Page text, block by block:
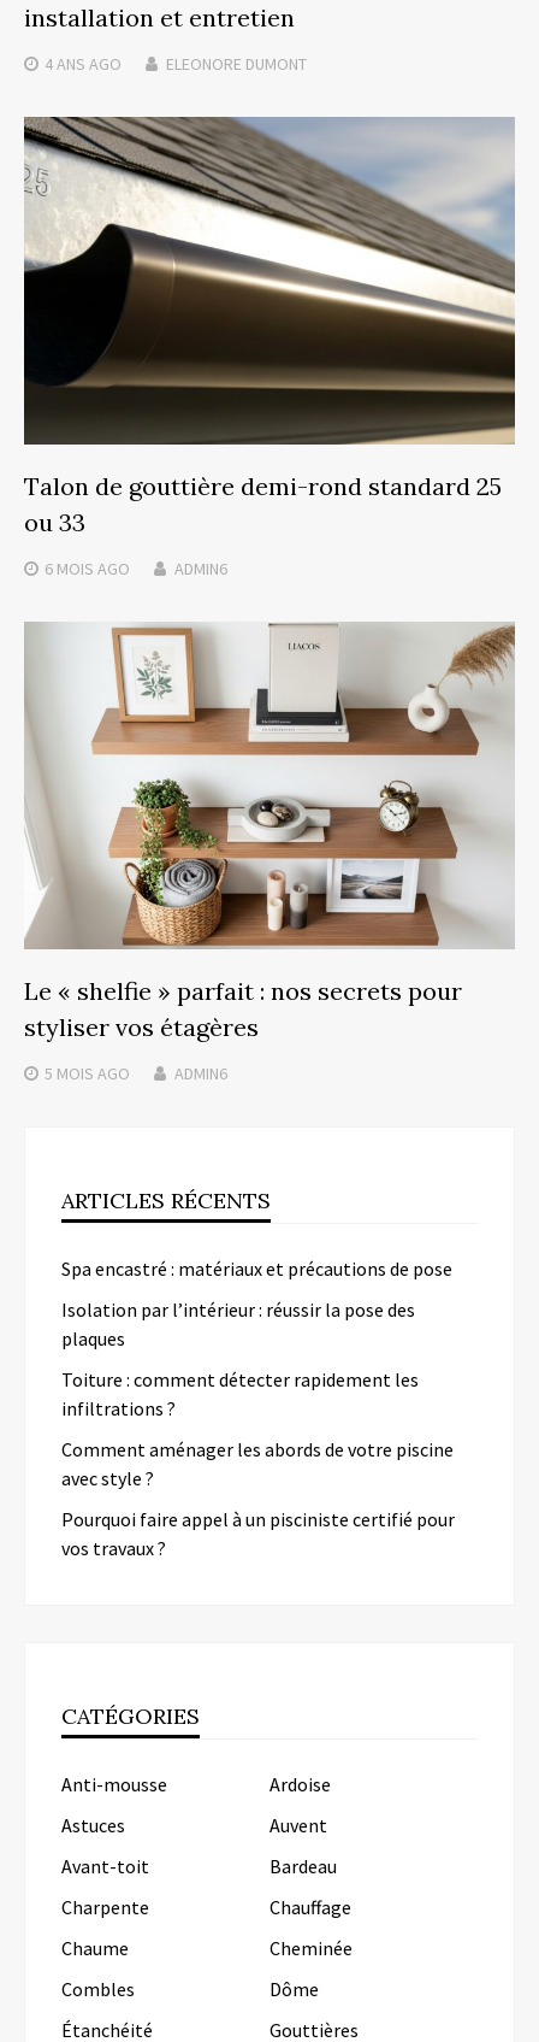
installation et entretien
4 ANS AGO ELEONORE DUMONT
Talon de gouttière demi-rond standard 25
ou 33
6 MOIS AGO ADMIN6
Le « shelfie » parfait : nos secrets pour
styliser vos étagères
5 MOIS AGO ADMIN6
ARTICLES RÉCENTS
Spa encastré : matériaux et précautions de pose
Isolation par l’intérieur : réussir la pose des
plaques
Toiture : comment détecter rapidement les
infiltrations ?
Comment aménager les abords de votre piscine
avec style ?
Pourquoi faire appel à un pisciniste certifié pour
vos travaux ?
CATÉGORIES
Anti-mousse
Ardoise
Astuces
Auvent
Avant-toit
Bardeau
Charpente
Chauffage
Chaume
Cheminée
Combles
Dôme
Étanchéité
Gouttières